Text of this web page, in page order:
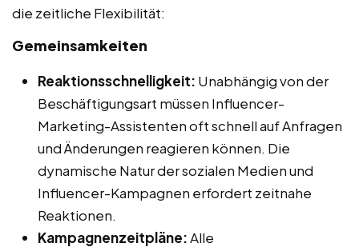
die zeitliche Flexibilität:
Gemeinsamkeiten
Reaktionsschnelligkeit: Unabhängig von der
Beschäftigungsart müssen Influencer-
Marketing-Assistenten oft schnell auf Anfragen
und Änderungen reagieren können. Die
dynamische Natur der sozialen Medien und
Influencer-Kampagnen erfordert zeitnahe
Reaktionen.
Kampagnenzeitpläne:Alle